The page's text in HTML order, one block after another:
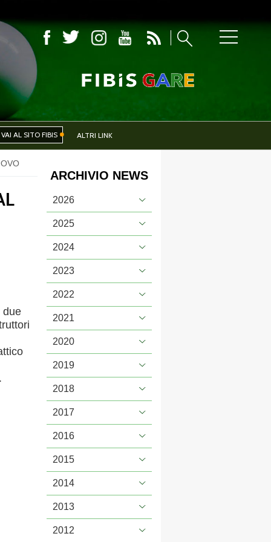
EVENTI
VAI AL SITO FIBIS ALTRI LINK
due
ARCHIVIO NEWS
2026
2025
2024
2023
2022
2021
2020
2019
2018
2017
2016
2015
2014
2013
2012